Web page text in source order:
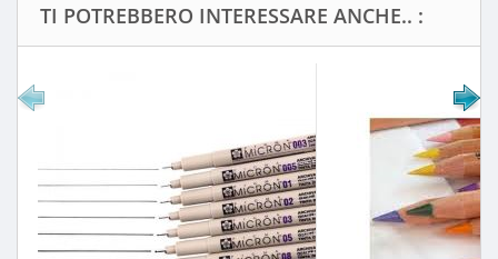
TI POTREBBERO INTERESSARE ANCHE.. :